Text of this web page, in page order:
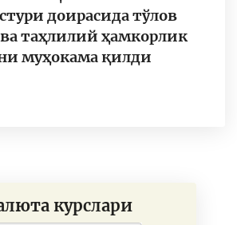
доирасида тўлов
таҳлилий ҳамкорлик
муҳокама қилди
курслари